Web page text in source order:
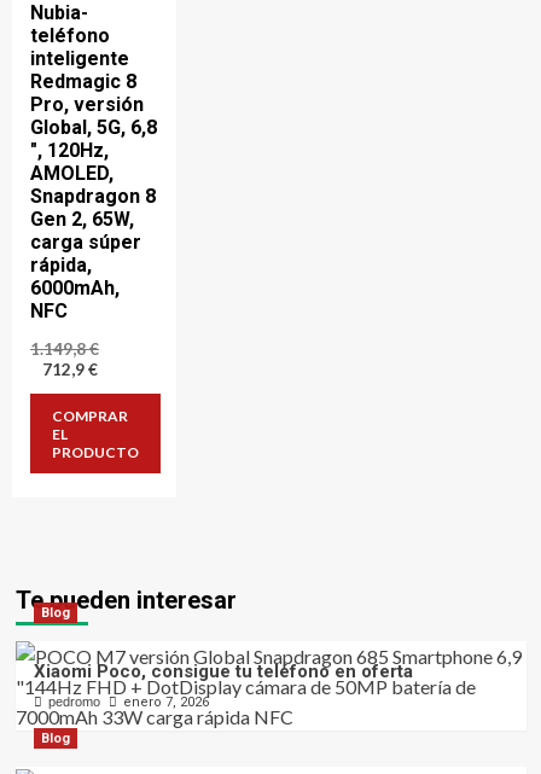
Nubia-
teléfono
inteligente
Redmagic 8
Pro, versión
Global, 5G, 6,8
", 120Hz,
AMOLED,
Snapdragon 8
Gen 2, 65W,
carga súper
rápida,
6000mAh,
NFC
1.149,8€El
era:
712,9€El
actual
712,9 €.
COMPRAR
EL
PRODUCTO
Te pueden interesar
Blog
Xiaomi Poco, consigue tu teléfono en oferta
pedromo enero 7, 2026
Blog